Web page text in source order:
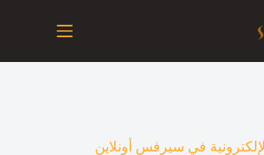
في سيرفس أونلاين